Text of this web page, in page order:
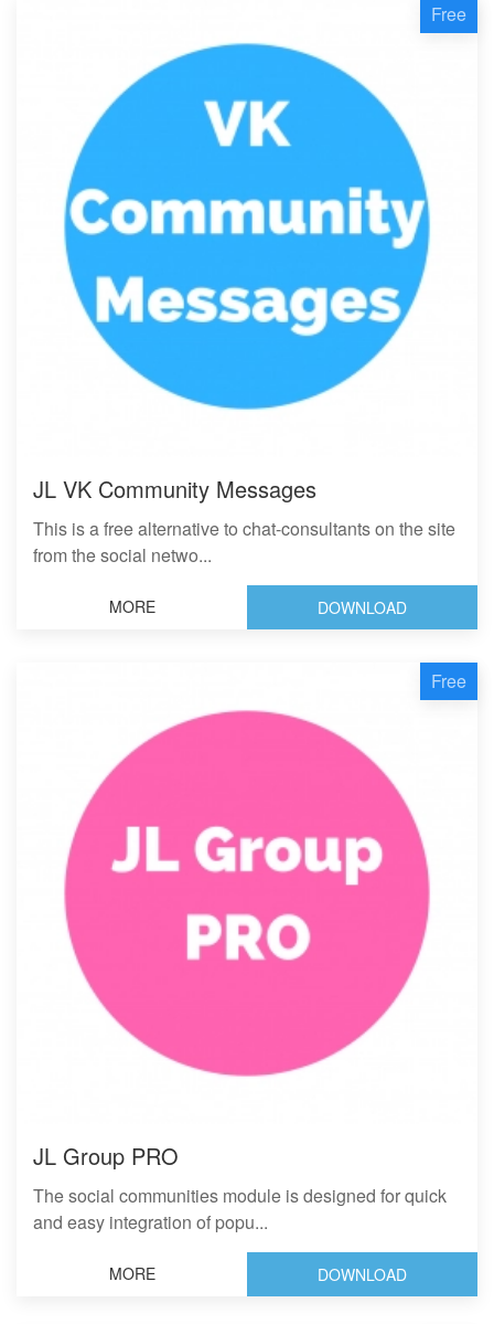
Free
JL VK Community Messages
This is a free alternative to chat-consultants on the site
from the social netwo...
MORE DOWNLOAD
Free
JL Group PRO
The social communities module is designed for quick
and easy integration of popu...
MORE DOWNLOAD